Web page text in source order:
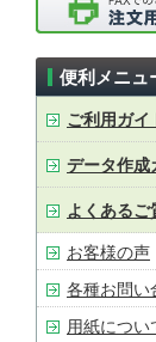
便利メニュ
ご利用ガイ
データ作成
よくあるご
お客様の声
各種お問い
用紙につい